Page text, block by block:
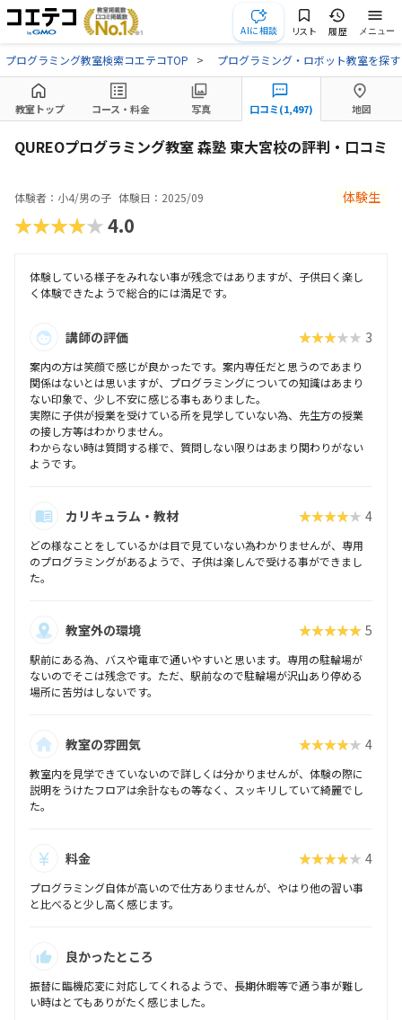
AIに相談 リスト 履歴 メニュー
プログラミング教室検索コエテコTOP プログラミング・ロボット教室を探す
教室トップ コース・料金 写真 口コミ(1,497) 地図
QUREOプログラミング教室 森塾 東大宮校の評判・口コミ
体験者：小4/男の子 体験日：2025/09 体験生
★★★★★4.0
体験している様子をみれない事が残念ではありますが、子供曰く楽し
く体験できたようで総合的には満足です。
講師の評価 ★★★★★ 3
案内の方は笑顔で感じが良かったです。案内専任だと思うのであまり
関係はないとは思いますが、プログラミングについての知識はあまり
ない印象で、少し不安に感じる事もありました。
実際に子供が授業を受けている所を見学していない為、先生方の授業
の接し方等はわかりません。
わからない時は質問する様で、質問しない限りはあまり関わりがない
ようです。
カリキュラム・教材 ★★★★★ 4
どの様なことをしているかは目で見ていない為わかりませんが、専用
のプログラミングがあるようで、子供は楽しんで受ける事ができまし
た。
教室外の環境 ★★★★★ 5
駅前にある為、バスや電車で通いやすいと思います。専用の駐輪場が
ないのでそこは残念です。ただ、駅前なので駐輪場が沢山あり停める
場所に苦労はしないです。
教室の雰囲気 ★★★★★ 4
教室内を見学できていないので詳しくは分かりませんが、体験の際に
説明をうけたフロアは余計なもの等なく、スッキリしていて綺麗でし
た。
料金 ★★★★★ 4
プログラミング自体が高いので仕方ありませんが、やはり他の習い事
と比べると少し高く感じます。
良かったところ
振替に臨機応変に対応してくれるようで、長期休暇等で通う事が難し
い時はとてもありがたく感じました。